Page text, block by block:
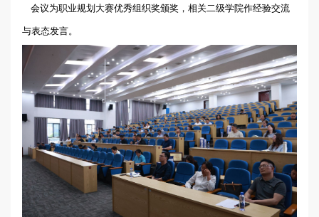
会议为职业规划大赛优秀组织奖颁奖，相关二级学院作经验交流
与表态发言。